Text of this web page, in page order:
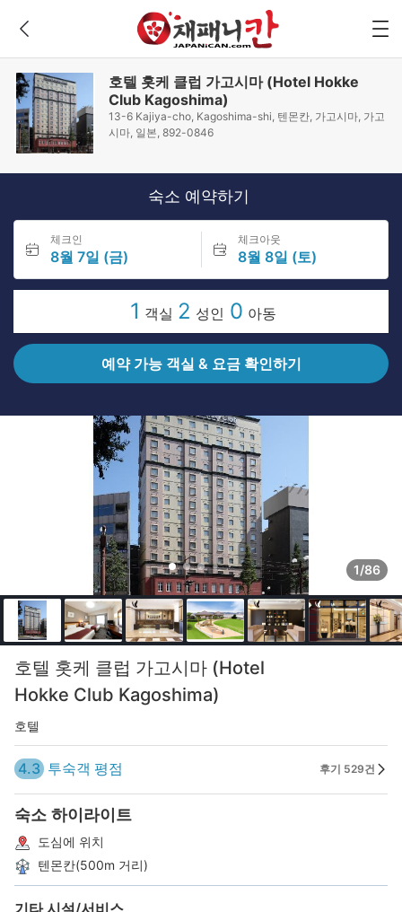
호텔 홋케 클럽 가고시마 (Hotel Hokke
Club Kagoshima)
13-6 Kajiya-cho, Kagoshima-shi, 텐몬칸, 가고시마, 가고
시마, 일본, 892-0846
숙소 예약하기
체크인
8월 7일 (금)
체크아웃
8월 8일 (토)
1 객실 2 성인 0 아동
예약 가능 객실 & 요금 확인하기
1/86
호텔 홋케 클럽 가고시마 (Hotel
Hokke Club Kagoshima)
호텔
4.3 투숙객 평점 후기 529건
숙소 하이라이트
도심에 위치
텐몬칸(500m 거리)
기타 시설/서비스